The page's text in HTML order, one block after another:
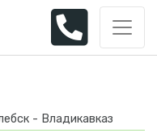
- Владикавказ